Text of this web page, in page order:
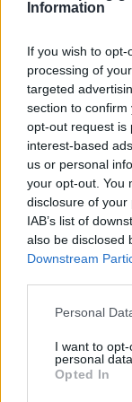
Information
If you wish to
processing of
targeted
section to
opt-out request is
interest-based
us or personal
your opt-out. You
disclosure of
IAB’s list of
also be disclosed
Downstream
Please note that
not limited to
grant or deny
use your data for
Personal
I want to
personal data.
Opted In
καλύτερες
συζήτηση με
πρόεδρο του
Κ. Νίκο
μεταφέρουμε
μας το οποίο
φιάλες
Ποιοι ήταν
και της
δυσκολίες
Όλο το
αυτή,
Υπάρχουν